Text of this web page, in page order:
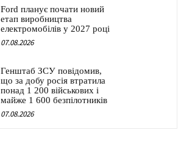
Ford планує почати новий
етап виробництва
електромобілів у 2027 році
07.08.2026
Генштаб ЗСУ повідомив,
що за добу росія втратила
понад 1 200 військових і
майже 1 600 безпілотників
07.08.2026